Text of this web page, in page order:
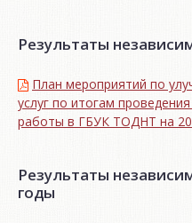
Результаты
План мероприятий по
услуг по итогам
работы в ГБУК ТОДНТ на
Результаты
годы